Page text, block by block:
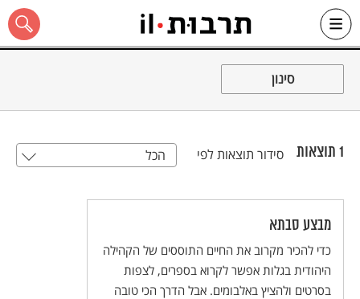
Skip
כל האתר
סינון
1 תוצאות סידור תוצאות לפי הכל
מבצע סבתא
כדי להכיר מקרוב את החיים התוססים של הקהילה
היהודית בגלות אפשר לקרוא בספרים, לצפות
בסרטים ולהציץ באלבומים. אבל הדרך הכי טובה